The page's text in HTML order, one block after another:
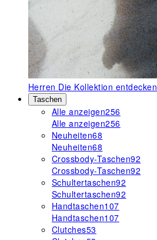
Herren Die Kollektion entdecken
Taschen
Alle anzeigen256
Alle anzeigen256
Neuheiten68
Neuheiten68
Crossbody-Taschen92
Crossbody-Taschen92
Schultertaschen92
Schultertaschen92
Handtaschen107
Handtaschen107
Clutches53